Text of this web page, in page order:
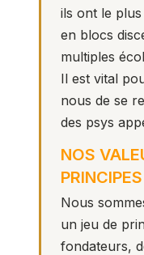
ils ont le plus
en blocs
multiples
Il est vital
nous de se
des psys
NOS
Nous
un jeu de
fondateurs,